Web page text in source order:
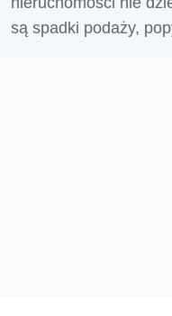
są spadki podaży,